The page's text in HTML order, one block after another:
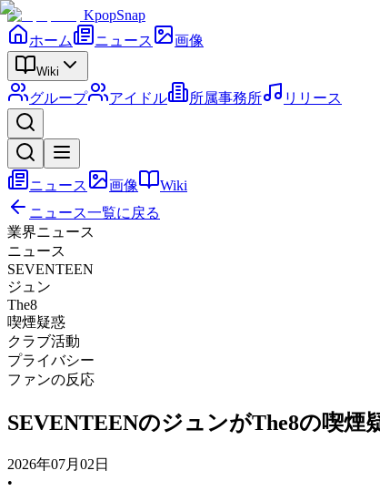
KpopSnap
ホーム
ニュース 画像
Wiki
グループ アイドル 所属事務所 リリース
ニュース 画像
Wiki
ニュース一覧に戻る
業界ニュース
ニュース
SEVENTEEN
ジュン
The8
喫煙疑惑
クラブ活動
プライバシー
ファンの反応
SEVENTEENのジュンがThe8の喫煙
2026年07月02日
•